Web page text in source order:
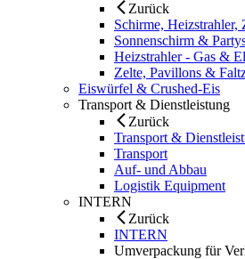
Zurück
Schirme, Heizstrahler,
Sonnenschirm &
Heizstrahler - Gas &
Zelte, Pavillons &
Eiswürfel & Crushed-Eis
Transport & Dienstleistung
Zurück
Transport &
Transport
Auf- und Abbau
Logistik Equipment
INTERN
Zurück
INTERN
Umverpackung für